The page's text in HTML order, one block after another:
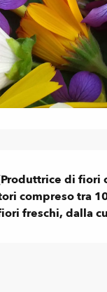
di
compreso tra
freschi, dalla